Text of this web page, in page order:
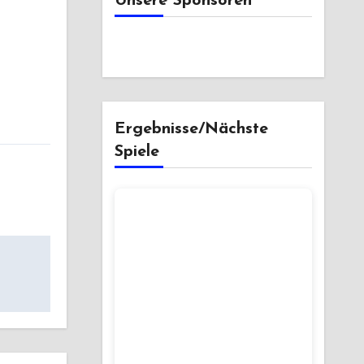
Ergebnisse/Nächste
Spiele